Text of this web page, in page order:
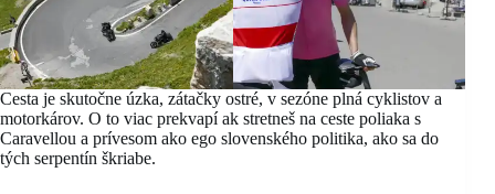
Cesta je skutočne úzka, zátačky ostré, v sezóne plná cyklistov a
motorkárov. O to viac prekvapí ak stretneš na ceste poliaka s
Caravellou a prívesom ako ego slovenského politika, ako sa do
tých serpentín škriabe.